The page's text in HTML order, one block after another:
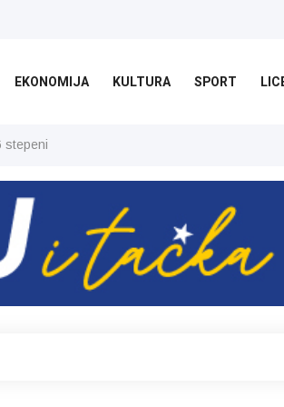
EKONOMIJA KULTURA SPORT
stepeni